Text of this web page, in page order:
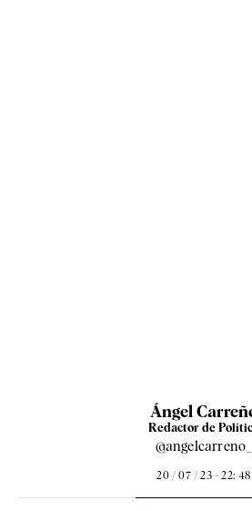
Ángel
Redactor de
@angelcarreno_
20 / 07 / 23 - 22: 48